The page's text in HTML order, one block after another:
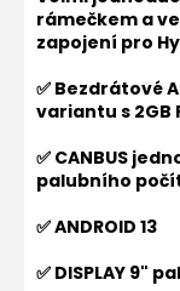
rámečkem a
zapojení pro
✅ Bezdrátové
variantu s 2GB
✅ CANBUS
palubního
✅ ANDROID 13
✅ DISPLAY 9"